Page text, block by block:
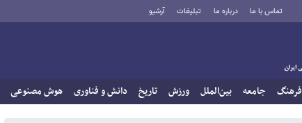
تماس با ما درباره ما تبلیغات آرشیو
فرهنگ جامعه بین‌الملل ورزش تاریخ دانش و فناوری هوش مصنوعی